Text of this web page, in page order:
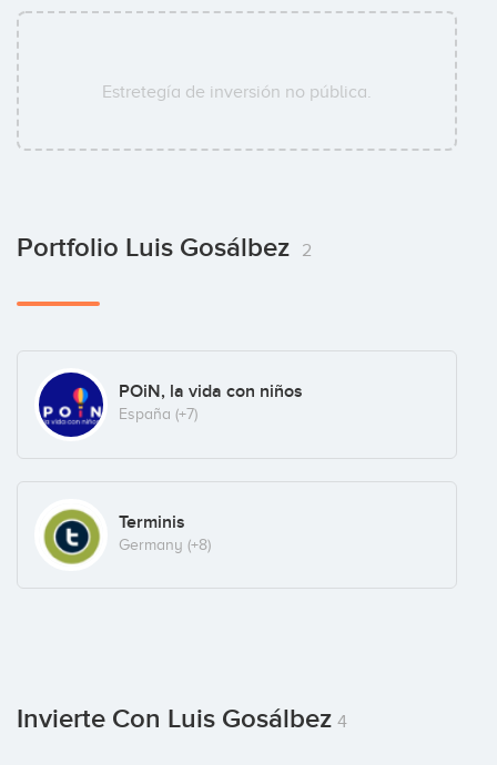
Estretegía de inversión no pública.
Portfolio Luis Gosálbez 2
POiN, la vida con niños
España (+7)
Terminis
Germany (+8)
Invierte Con Luis Gosálbez 4